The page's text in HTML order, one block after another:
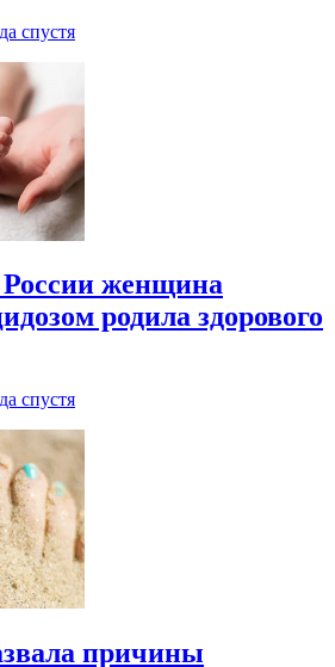
спустя
женщина
родила здорового
спустя
причины